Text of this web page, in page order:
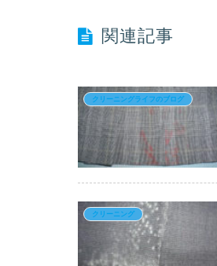
関連記事
クリーニングライフのブログ
クリーニング